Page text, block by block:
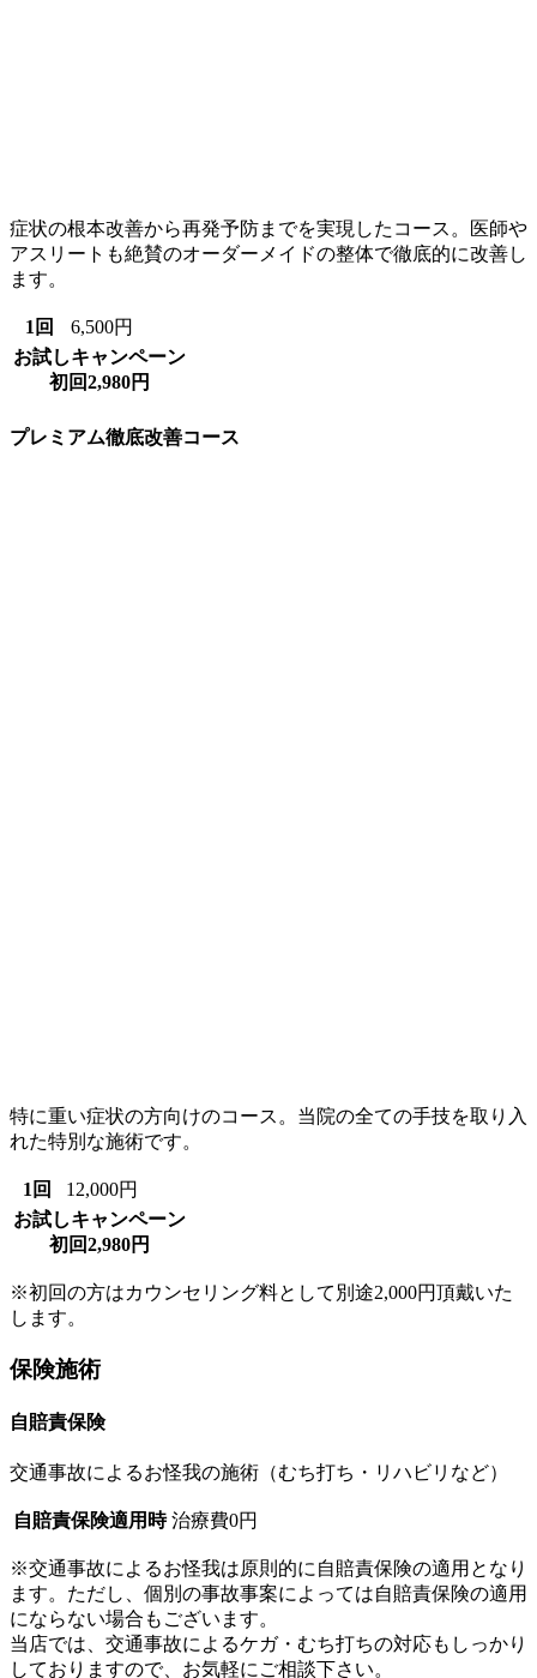
症状の根本改善から再発予防までを実現したコース。医師や
アスリートも絶賛のオーダーメイドの整体で徹底的に改善し
ます。
1回
6,500円
お試しキャンペーン
初回2,980円
プレミアム徹底改善コース
特に重い症状の方向けのコース。当院の全ての手技を取り入
れた特別な施術です。
1回
12,000円
お試しキャンペーン
初回2,980円
※初回の方はカウンセリング料として別途2,000円頂戴いた
します。
保険施術
自賠責保険
交通事故によるお怪我の施術（むち打ち・リハビリなど）
自賠責保険適用時 治療費0円
※交通事故によるお怪我は原則的に自賠責保険の適用となり
ます。ただし、個別の事故事案によっては自賠責保険の適用
にならない場合もございます。
当店では、交通事故によるケガ・むち打ちの対応もしっかり
しておりますので、お気軽にご相談下さい。